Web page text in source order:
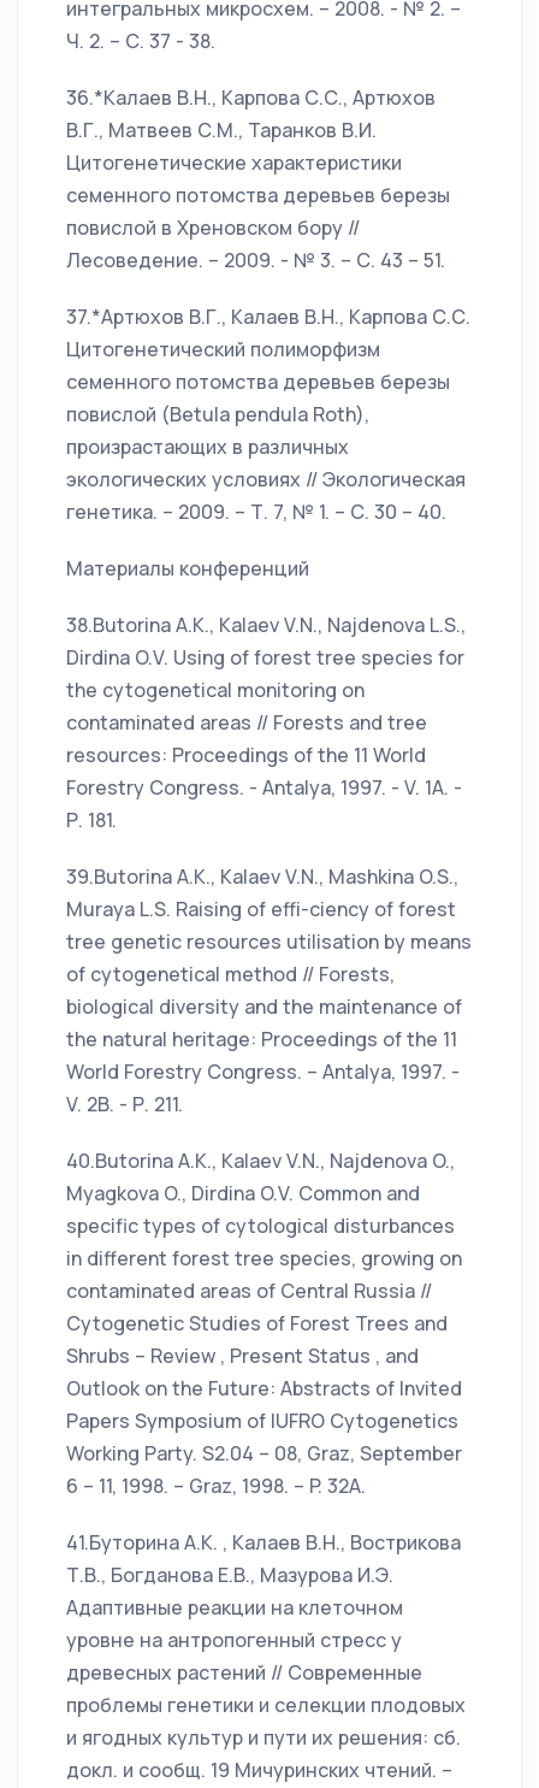
интегральных микросхем. – 2008. - № 2. –
Ч. 2. – С. 37 - 38.
36.*Калаев В.Н., Карпова С.С., Артюхов
В.Г., Матвеев С.М., Таранков В.И.
Цитогенетические характеристики
семенного потомства деревьев березы
повислой в Хреновском бору //
Лесоведение. – 2009. - № 3. – С. 43 – 51.
37.*Артюхов В.Г., Калаев В.Н., Карпова С.С.
Цитогенетический полиморфизм
семенного потомства деревьев березы
повислой (Betula pendula Roth),
произрастающих в различных
экологических условиях // Экологическая
генетика. – 2009. – Т. 7, № 1. – С. 30 – 40.
Материалы конференций
38.Butorina А.К., Kalaev V.N., Najdenova L.S.,
Dirdina O.V. Using of forest tree species for
the cytogenetical monitoring on
contaminated areas // Forests and tree
resources: Proceedings of the 11 World
Forestry Congress. - Antalya, 1997. - V. 1А. -
Р. 181.
39.Butorina А.К., Kalaev V.N., Mashkina O.S.,
Muraya L.S. Raising of effi-ciency of forest
tree genetic resources utilisation by means
of cytogenetical method // Forests,
biological diversity and the maintenance of
the natural heritage: Proceedings of the 11
World Forestry Congress. – Antalya, 1997. -
V. 2В. - Р. 211.
40.Butorina A.K., Kalaev V.N., Najdenova O.,
Myagkova O., Dirdina O.V. Common and
specific types of cytological disturbances
in different forest tree species, growing on
contaminated areas of Central Russia //
Cytogenetic Studies of Forest Trees and
Shrubs – Review , Present Status , and
Outlook on the Future: Abstracts of Invited
Papers Symposium of IUFRO Cytogenetics
Working Party. S2.04 – 08, Graz, September
6 – 11, 1998. – Graz, 1998. – P. 32A.
41.Буторина А.К. , Калаев В.Н., Вострикова
Т.В., Богданова Е.В., Мазурова И.Э.
Адаптивные реакции на клеточном
уровне на антропогенный стресс у
древесных растений // Современные
проблемы генетики и селекции плодовых
и ягодных культур и пути их решения: сб.
докл. и сообщ. 19 Мичуринских чтений. –